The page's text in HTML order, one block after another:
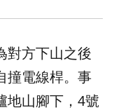
對方下山之後
撞電線桿。事
地山腳下，4號